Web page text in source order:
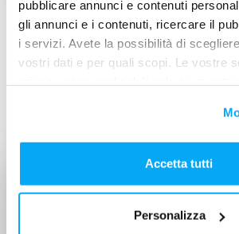
pubblicare annunci e contenuti
gli annunci e i contenuti, ricercare il
i servizi. Avete la possibilità di
vostri dati e per quali scopi. Le vostre
modificare o revocare il proprio
momento dalla Dichiarazione sui
sull'icona di attivazione della privacy.
Con il tuo consenso, vorremmo anche:
raccogliere informazioni sulla
Accetta tutti
Personalizza
01 giu 2021 02 min
Convenzione ANCE-Mela